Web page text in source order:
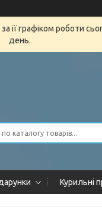
графіком роботи
день.
Курильні